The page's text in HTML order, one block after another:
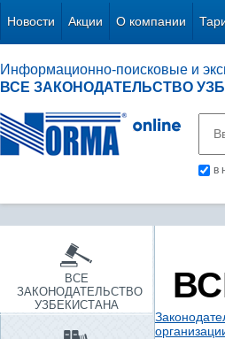
Новости Акции О компании
Информационно-поисковые и
ВСЕ ЗАКОНОДАТЕЛЬСТВО
в
ВСЕ
ЗАКОНОДАТЕЛЬСТВО
УЗБЕКИСТАНА